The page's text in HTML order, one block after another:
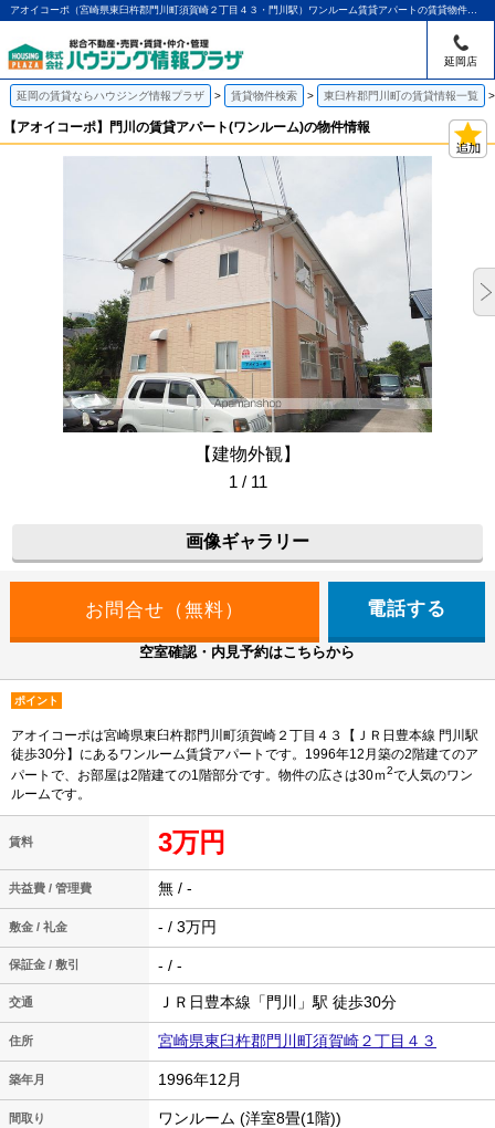
アオイコーポ（宮崎県東臼杵郡門川町須賀崎２丁目４３・門川駅）ワンルーム賃貸アパートの賃貸物件情報｜アパマンショップ延岡店｜ハウジング情報プラザ
延岡店
延岡の賃貸ならハウジング情報プラザ 賃貸物件検索 東臼杵郡門川町の賃貸情報一覧
【アオイコーポ】門川の賃貸アパート(ワンルーム)の物件情報
【建物外観】
1 / 11
画像ギャラリー
電話する
空室確認・内見予約はこちらから
ポイント
アオイコーポは宮崎県東臼杵郡門川町須賀崎２丁目４３【ＪＲ日豊本線 門川駅
徒歩30分】にあるワンルーム賃貸アパートです。1996年12月築の2階建てのア
パートで、お部屋は2階建ての1階部分です。物件の広さは30ｍ2で人気のワン
ルームです。
賃料 3万円
共益費 / 管理費 無 / -
敷金 / 礼金 - / 3万円
保証金 / 敷引 - / -
交通 ＪＲ日豊本線「門川」駅 徒歩30分
住所 宮崎県東臼杵郡門川町須賀崎２丁目４３
築年月 1996年12月
間取り ワンルーム (洋室8畳(1階))